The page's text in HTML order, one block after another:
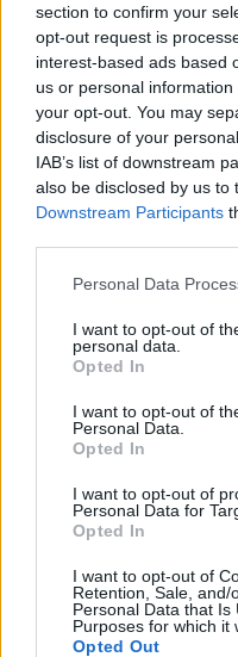
section to confirm your
opt-out request is
interest-based ads based
us or personal
your opt-out. You may
disclosure of your
IAB’s list of downstream
also be disclosed by us to
Downstream Participants
Please note that this
not limited to your visit or
grant or deny consent to
use your data for below
consent section.
Personal Data
I want to opt-out of
personal data.
Opted In
I want to opt-out of
Personal Data.
Opted In
I want to opt-out of
Personal Data for
Opted In
I want to opt-out of
Retention, Sale, and/
Personal Data that Is
Purposes for which it
Opted Out
ΚΩΔΙΚΌΣ ΠΡΟΪΌΝΤΟΣ:
ΚΑΤΗΓΟΡΊΕΣ:
Συσκευασία
Σχετικά προϊόντα